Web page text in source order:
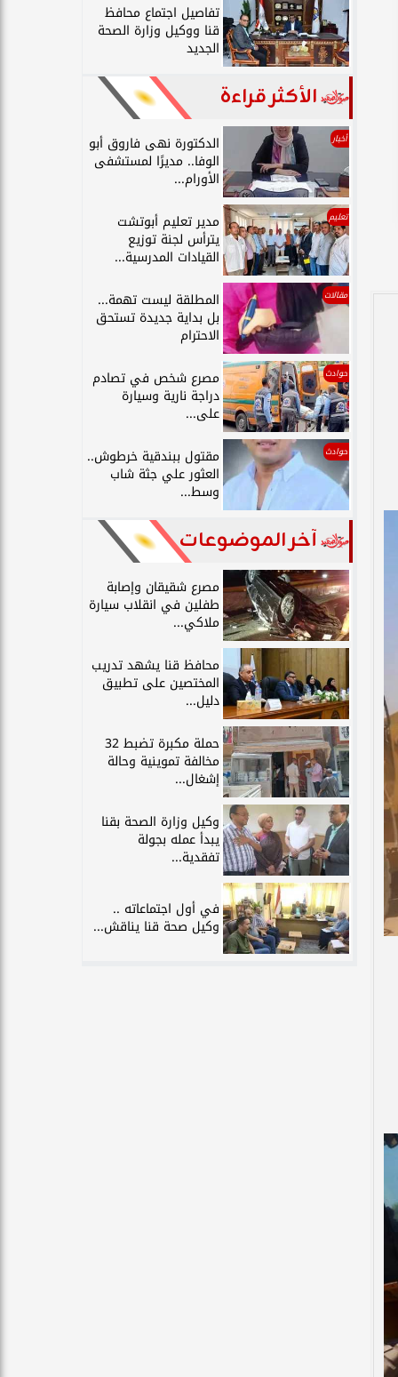
تفاصيل اجتماع محافظ
قنا ووكيل وزارة الصحة
الجديد
الأكثر قراءة
أخبار الدكتورة نهى فاروق أبو
الوفا.. مديرًا لمستشفى
الأورام...
تعليم مدير تعليم أبوتشت
يترأس لجنة توزيع
القيادات المدرسية...
مقالات المطلقة ليست تهمة...
بل بداية جديدة تستحق
الاحترام
حوادث مصرع شخص في تصادم
دراجة نارية وسيارة
على...
حوادث مقتول ببندقية خرطوش..
العثور علي جثة شاب
وسط...
آخر الموضوعات
مصرع شقيقان وإصابة
طفلين في انقلاب سيارة
ملاكي...
محافظ قنا يشهد تدريب
المختصين على تطبيق
دليل...
حملة مكبرة تضبط 32
مخالفة تموينية وحالة
إشغال...
وكيل وزارة الصحة بقنا
يبدأ عمله بجولة
تفقدية...
في أول اجتماعاته ..
وكيل صحة قنا يناقش...